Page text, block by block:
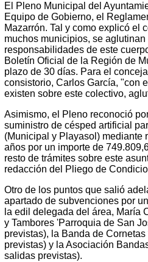
El Pleno Municipal del
Equipo de Gobierno, el
Mazarrón. Tal y como explicó el
muchos municipios, se
responsabilidades de este
Boletín Oficial de la Región de
plazo de 30 días. Para el
consistorio, Carlos García, "con
existen sobre este colectivo,
Asimismo, el Pleno reconoció
suministro de césped artificial
(Municipal y Playasol) mediante
años por un importe de
resto de trámites sobre este
redacción del Pliego de
Otro de los puntos que salió
apartado de subvenciones por
la edil delegada del área, María
y Tambores 'Parroquia de San
previstas), la Banda de
previstas) y la Asociación
salidas previstas).